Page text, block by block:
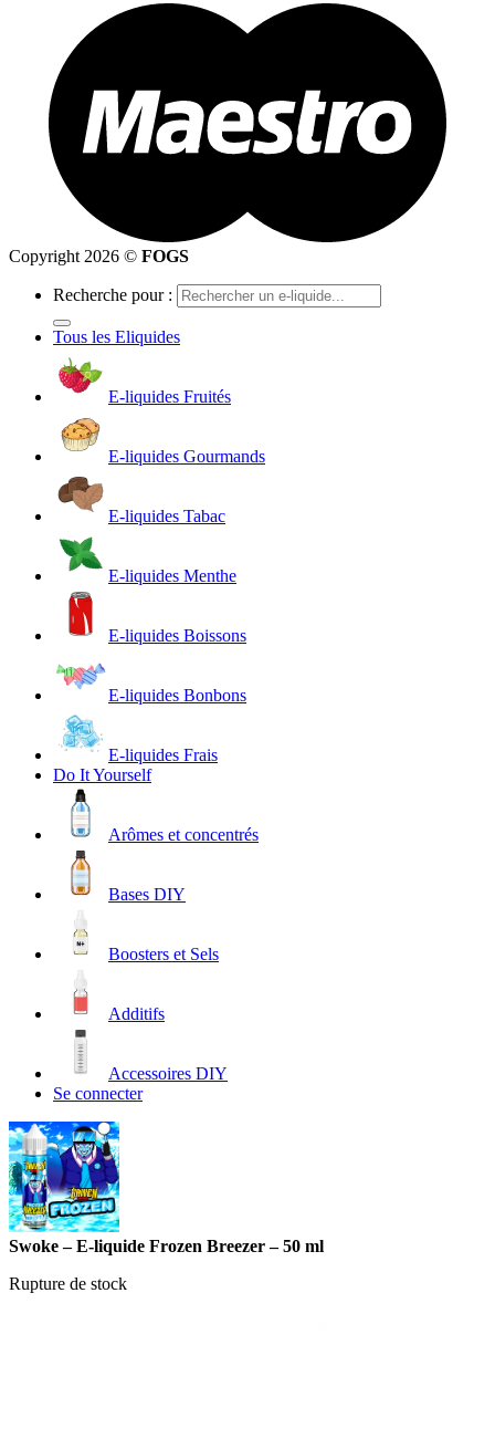
Copyright 2026 © FOGS
Recherche pour :
Tous les Eliquides
E-liquides Fruités
E-liquides Gourmands
E-liquides Tabac
E-liquides Menthe
E-liquides Boissons
E-liquides Bonbons
E-liquides Frais
Do It Yourself
Arômes et concentrés
Bases DIY
Boosters et Sels
Additifs
Accessoires DIY
Se connecter
Swoke – E-liquide Frozen Breezer – 50 ml
Rupture de stock